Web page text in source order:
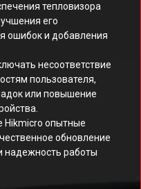
тепловизора
его
ошибок и добавления
несоответствие
пользователя,
или повышение
Hikmicro опытные
обновление
надежность работы